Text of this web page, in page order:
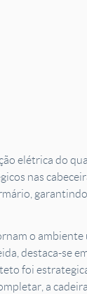
elétrica do
nas
o ambiente
destaca-se
foi
a